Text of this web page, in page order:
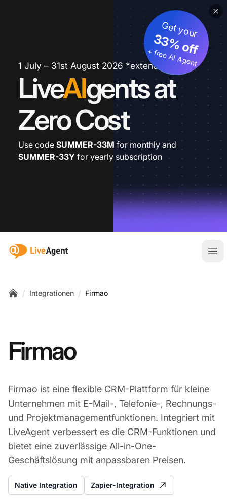
1 July – 31st August 2026 *extended
LiveAIgents at
Zero Cost
Get your
33% off
+ free AI Agent
Use code SUMMER-33M for monthly and
SUMMER-33Y for yearly subscription
:site.title
/ Integrationen / Firmao
Firmao
Firmao ist eine flexible CRM-Plattform für kleine
Unternehmen mit E-Mail-, Telefonie-, Rechnungs-
und Projektmanagementfunktionen. Integriert mit
LiveAgent verbessert es die CRM-Funktionen und
bietet eine zuverlässige All-in-One-
Geschäftslösung mit anpassbaren Preisen.
Native Integration Zapier-Integration